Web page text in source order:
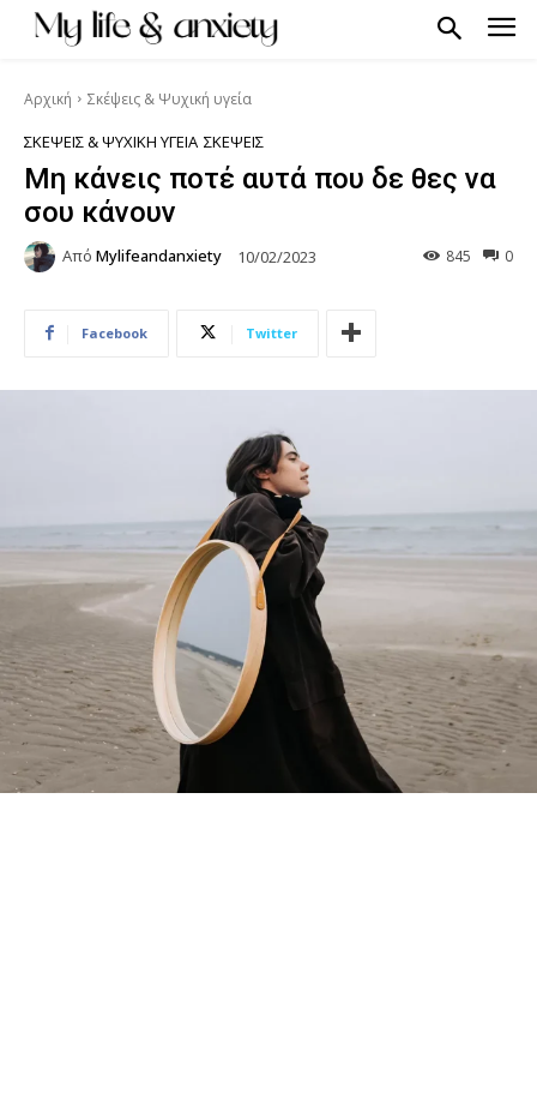
Αρχική Σκέψεις & Ψυχική υγεία
ΣΚΈΨΕΙΣ & ΨΥΧΙΚΉ ΥΓΕΊΑ ΣΚΈΨΕΙΣ
Μη κάνεις ποτέ αυτά που δε θες να
σου κάνουν
Από Mylifeandanxiety 10/02/2023 0
845
Facebook Twitter